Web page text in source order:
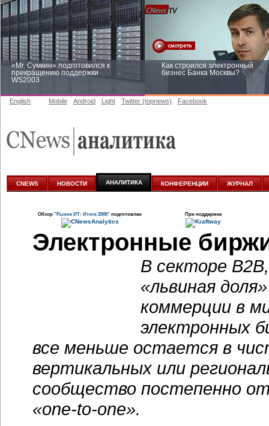
«Mr. Сумкин» подготовился к
прекращению поддержки
WS2003
Как строился электронный
бизнес Банка Москвы?
аналитике
English Mobile Android Light Twitter (topnews) Facebook
CNEWS НОВОСТИ АНАЛИТИКА КОНФЕРЕНЦИИ ЖУРНАЛ
Обзор "Рынок ИТ: Итоги 2005" подготовлен При поддержке
Электронные
В секторе
«львиная
коммерции в
электронных
все меньше остается в
вертикальных или
сообщество постепенно
«one-to-one».